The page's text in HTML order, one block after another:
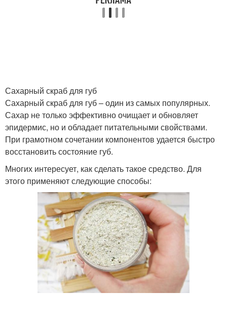
Сахарный скраб для губ
Сахарный скраб для губ – один из самых популярных.
Сахар не только эффективно очищает и обновляет
эпидермис, но и обладает питательными свойствами.
При грамотном сочетании компонентов удается быстро
восстановить состояние губ.
Многих интересует, как сделать такое средство. Для
этого применяют следующие способы: